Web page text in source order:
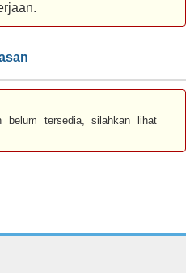
belum tersedia, silahkan lihat